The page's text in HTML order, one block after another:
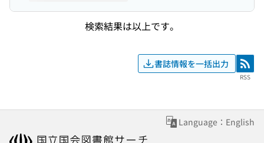
検索結果は以上です。
書誌情報を一括出力 RSS
RSS
Language：English